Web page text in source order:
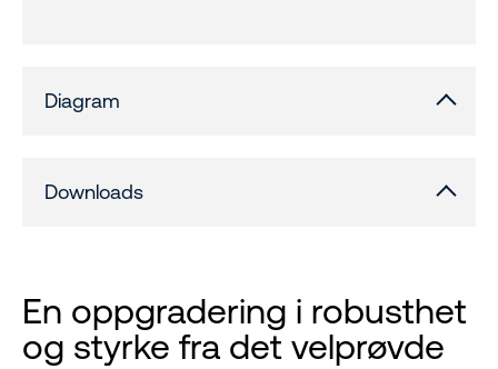
Diagram
Downloads
En oppgradering i robusthet
og styrke fra det velprøvde